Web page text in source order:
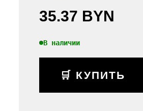
35.37 BYN
В наличии
🛒 КУПИТЬ